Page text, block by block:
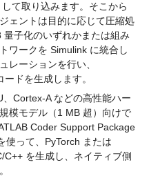
して取り込みます。そこから
ェントは目的に応じて圧縮処
子化のいずれかまたは組み
ワークを Simulink に統合し
レーションを行い、
ドを生成します。
Cortex-A などの高性能ハー
模モデル（1 MB 超）向けで
Coder Support Package
使って、PyTorch または
C++ を生成し、ネイティブ側